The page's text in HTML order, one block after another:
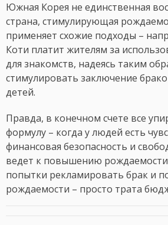
Южная Корея не единственная
страна, стимулирующая
применяет схожие подходы –
Коти платит жителям за
для знакомств, надеясь таким
стимулировать заключение
детей.
Правда, в конечном счете все
формулу – когда у людей есть
финансовая безопасность и
ведет к повышению
попытки рекламировать брак и
рождаемости – просто трата